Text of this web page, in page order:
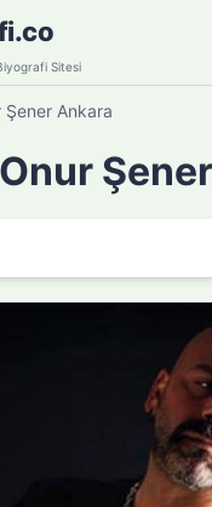
Sitesi
Şener Ankara
Onur